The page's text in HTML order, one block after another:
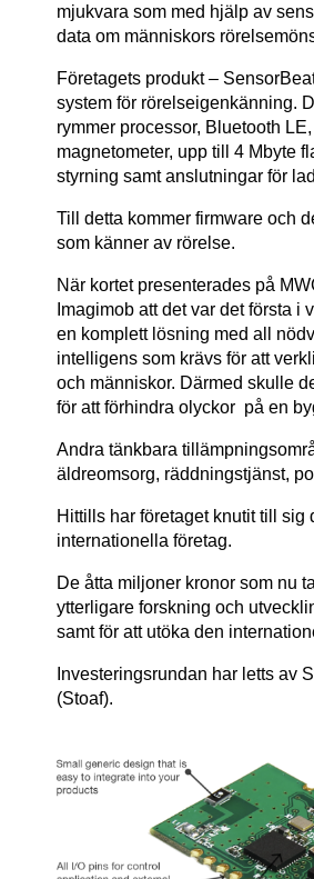
mjukvara som med hjälp av
data om människors
Företagets produkt –
system för rörelseigenkänning.
rymmer processor, Bluetooth
magnetometer, upp till 4 Mbyte
styrning samt anslutningar för
Till detta kommer firmware och
som känner av rörelse.
När kortet presenterades på
Imagimob att det var det första
en komplett lösning med all
intelligens som krävs för att
och människor. Därmed skulle
för att förhindra olyckor på en
Andra tänkbara
äldreomsorg, räddningstjänst,
Hittills har företaget knutit till sig
internationella företag.
De åtta miljoner kronor som nu
ytterligare forskning och
samt för att utöka den
Investeringsrundan har letts av
(Stoaf).